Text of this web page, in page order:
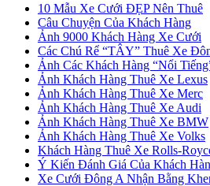
10 Mẫu Xe Cưới ĐẸP Nên Thuê
Câu Chuyện Của Khách Hàng
Ảnh 9000 Khách Hàng Xe Cưới
Các Chú Rể “TÂY” Thuê Xe
Ảnh Các Khách Hàng “Nổi
Ảnh Khách Hàng Thuê Xe Lexus
Ảnh Khách Hàng Thuê Xe Merc
Ảnh Khách Hàng Thuê Xe Audi
Ảnh Khách Hàng Thuê Xe BMW
Ảnh Khách Hàng Thuê Xe Volks
Khách Hàng Thuê Xe Rolls-
Ý Kiến Đánh Giá Của Khách
Xe Cưới Đông A Nhận Bằng